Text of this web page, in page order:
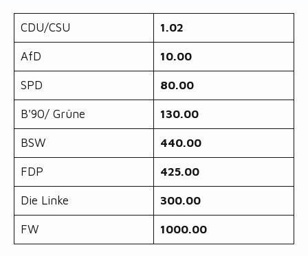
CDU/CSU 1.02
AfD 10.00
SPD 80.00
B'90/ Grüne 130.00
BSW 440.00
FDP 425.00
Die Linke 300.00
FW 1000.00